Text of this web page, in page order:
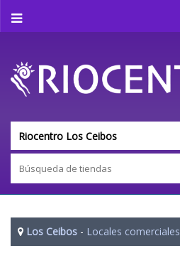
Los Ceibos - Locales comerciales